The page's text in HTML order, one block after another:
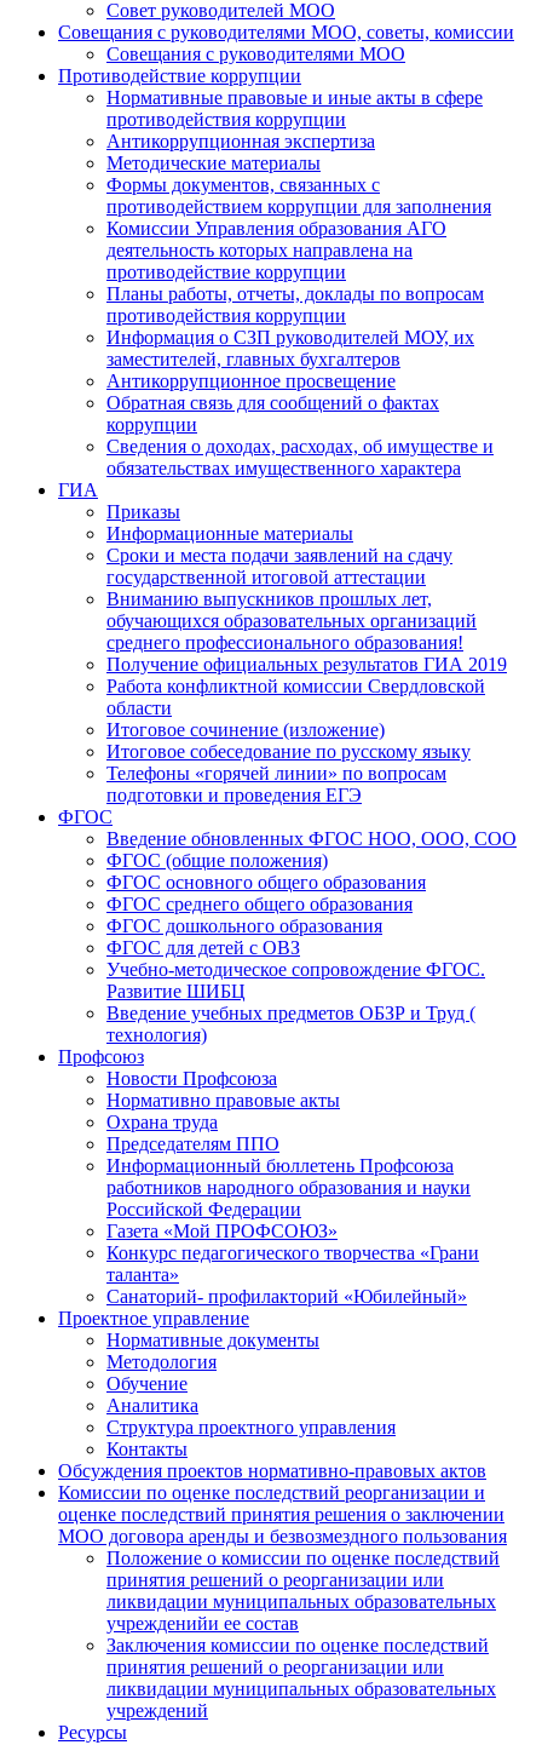
Совет руководителей МОО
Совещания с руководителями МОО, советы, комиссии
Совещания с руководителями МОО
Противодействие коррупции
Нормативные правовые и иные акты в сфере
противодействия коррупции
Антикоррупционная экспертиза
Методические материалы
Формы документов, связанных с
противодействием коррупции для заполнения
Комиссии Управления образования АГО
деятельность которых направлена на
противодействие коррупции
Планы работы, отчеты, доклады по вопросам
противодействия коррупции
Информация о СЗП руководителей МОУ, их
заместителей, главных бухгалтеров
Антикоррупционное просвещение
Обратная связь для сообщений о фактах
коррупции
Сведения о доходах, расходах, об имуществе и
обязательствах имущественного характера
ГИА
Приказы
Информационные материалы
Сроки и места подачи заявлений на сдачу
государственной итоговой аттестации
Вниманию выпускников прошлых лет,
обучающихся образовательных организаций
среднего профессионального образования!
Получение официальных результатов ГИА 2019
Работа конфликтной комиссии Свердловской
области
Итоговое сочинение (изложение)
Итоговое собеседование по русскому языку
Телефоны «горячей линии» по вопросам
подготовки и проведения ЕГЭ
ФГОС
Введение обновленных ФГОС НОО, ООО, СОО
ФГОС (общие положения)
ФГОС основного общего образования
ФГОС среднего общего образования
ФГОС дошкольного образования
ФГОС для детей с ОВЗ
Учебно-методическое сопровождение ФГОС.
Развитие ШИБЦ
Введение учебных предметов ОБЗР и Труд (
технология)
Профсоюз
Новости Профсоюза
Нормативно правовые акты
Охрана труда
Председателям ППО
Информационный бюллетень Профсоюза
работников народного образования и науки
Российской Федерации
Газета «Мой ПРОФСОЮЗ»
Конкурс педагогического творчества «Грани
таланта»
Санаторий- профилакторий «Юбилейный»
Проектное управление
Нормативные документы
Методология
Обучение
Аналитика
Структура проектного управления
Контакты
Обсуждения проектов нормативно-правовых актов
Комиссии по оценке последствий реорганизации и
оценке последствий принятия решения о заключении
МОО договора аренды и безвозмездного пользования
Положение о комиссии по оценке последствий
принятия решений о реорганизации или
ликвидации муниципальных образовательных
учрежденийи ее состав
Заключения комиссии по оценке последствий
принятия решений о реорганизации или
ликвидации муниципальных образовательных
учреждений
Ресурсы